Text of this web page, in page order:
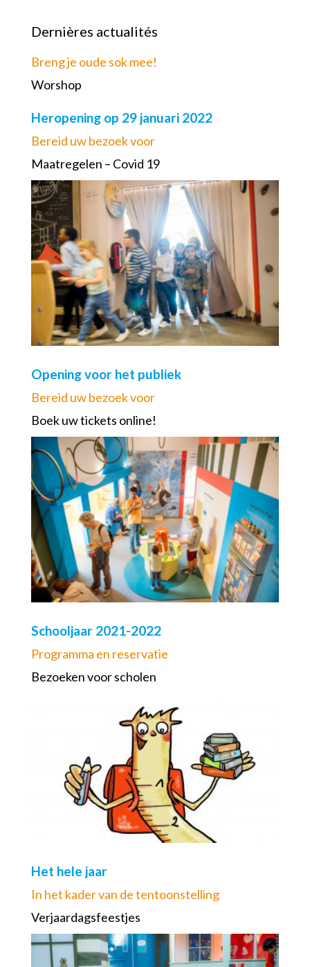
Dernières actualités
Breng je oude sok mee!
Worshop
Heropening op 29 januari 2022
Bereid uw bezoek voor
Maatregelen – Covid 19
Opening voor het publiek
Bereid uw bezoek voor
Boek uw tickets online!
Schooljaar 2021-2022
Programma en reservatie
Bezoeken voor scholen
Het hele jaar
In het kader van de tentoonstelling
Verjaardagsfeestjes